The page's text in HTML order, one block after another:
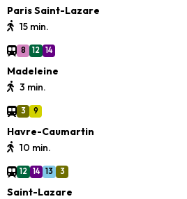
Paris Saint-Lazare
15 min.
8 12 14
Madeleine
3 min.
3 9
Havre-Caumartin
10 min.
12 14 13 3
Saint-Lazare